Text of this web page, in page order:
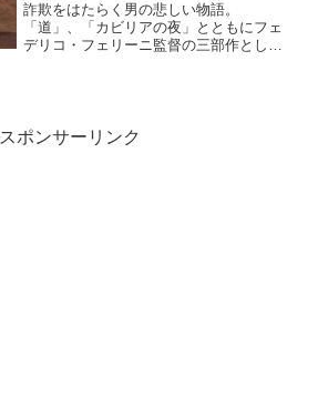
詐欺をはたらく男の悲しい物語。
「道」、「カビリアの夜」とともにフェ
デリコ・フェリーニ監督の三部作として
スポンサーリンク